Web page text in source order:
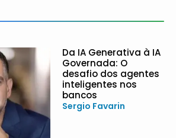
Da IA Generativa à IA
Governada: O
desafio dos agentes
inteligentes nos
bancos
Sergio Favarin